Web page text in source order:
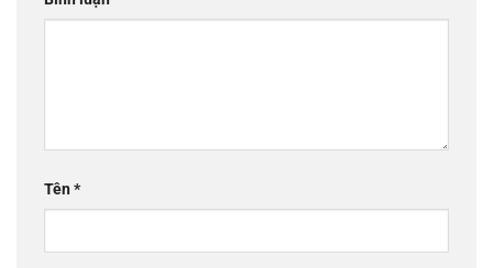
Tên*